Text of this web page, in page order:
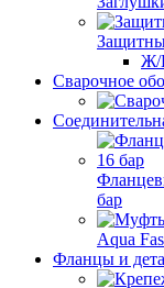
Ж/
Сварочное
бар
Aqua
Фланцы и